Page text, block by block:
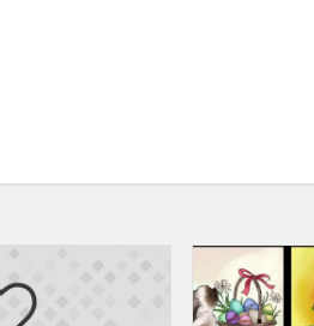
Istorijos
olimpiada